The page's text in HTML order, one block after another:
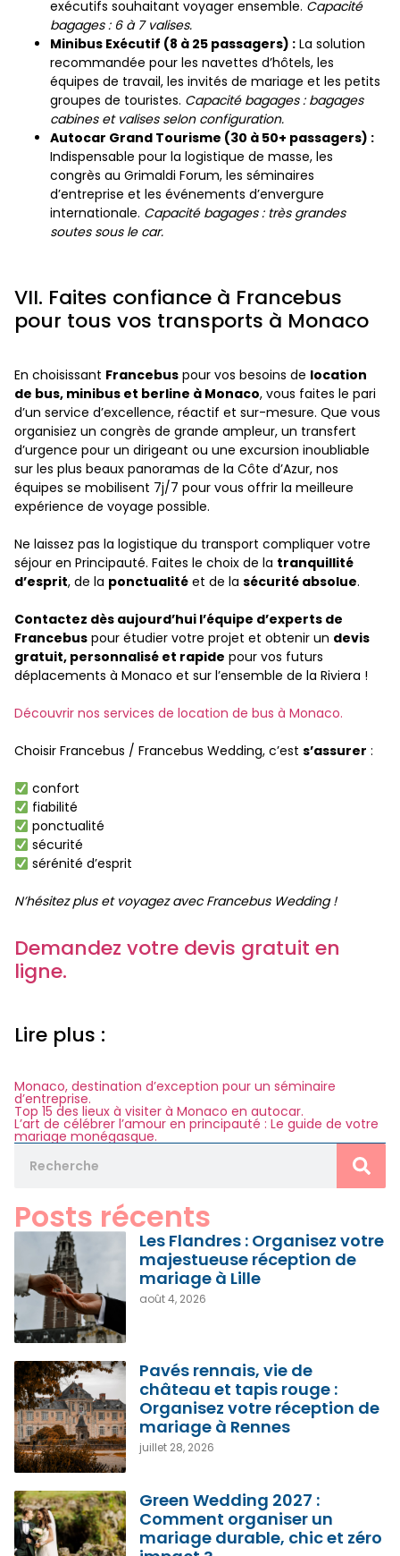
exécutifs souhaitant voyager ensemble. Capacité
bagages : 6 à 7 valises.
Minibus Exécutif (8 à 25 passagers) : La solution
recommandée pour les navettes d’hôtels, les
équipes de travail, les invités de mariage et les petits
groupes de touristes. Capacité bagages : bagages
cabines et valises selon configuration.
Autocar Grand Tourisme (30 à 50+ passagers) :
Indispensable pour la logistique de masse, les
congrès au Grimaldi Forum, les séminaires
d’entreprise et les événements d’envergure
internationale. Capacité bagages : très grandes
soutes sous le car.
VII. Faites confiance à Francebus
pour tous vos transports à Monaco
En choisissant Francebus pour vos besoins de location
de bus, minibus et berline à Monaco, vous faites le pari
d’un service d’excellence, réactif et sur-mesure. Que vous
organisiez un congrès de grande ampleur, un transfert
d’urgence pour un dirigeant ou une excursion inoubliable
sur les plus beaux panoramas de la Côte d’Azur, nos
équipes se mobilisent 7j/7 pour vous offrir la meilleure
expérience de voyage possible.
Ne laissez pas la logistique du transport compliquer votre
séjour en Principauté. Faites le choix de la tranquillité
d’esprit, de la ponctualité et de la sécurité absolue.
Contactez dès aujourd’hui l’équipe d’experts de
Francebus pour étudier votre projet et obtenir un devis
gratuit, personnalisé et rapide pour vos futurs
déplacements à Monaco et sur l’ensemble de la Riviera !
Découvrir nos services de location de bus à Monaco.
Choisir Francebus / Francebus Wedding, c’est s’assurer :
confort
fiabilité
ponctualité
sécurité
sérénité d’esprit
N’hésitez plus et voyagez avec Francebus Wedding !
Demandez votre devis gratuit en
ligne.
Lire plus :
Monaco, destination d’exception pour un séminaire
d’entreprise.
Top 15 des lieux à visiter à Monaco en autocar.
L’art de célébrer l’amour en principauté : Le guide de votre
mariage monégasque.
Posts récents
Les Flandres : Organisez votre
majestueuse réception de
mariage à Lille
août 4, 2026
Pavés rennais, vie de
château et tapis rouge :
Organisez votre réception de
mariage à Rennes
juillet 28, 2026
Green Wedding 2027 :
Comment organiser un
mariage durable, chic et zéro